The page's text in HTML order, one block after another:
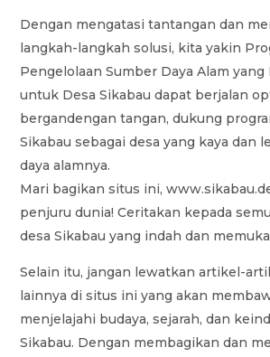
Dengan mengatasi tantangan dan
langkah-langkah solusi, kita yakin
Pengelolaan Sumber Daya Alam
untuk Desa Sikabau dapat berjalan
bergandengan tangan, dukung
Sikabau sebagai desa yang kaya dan
daya alamnya.
Mari bagikan situs ini,
penjuru dunia! Ceritakan kepada
desa Sikabau yang indah dan
Selain itu, jangan lewatkan artikel-
lainnya di situs ini yang akan
menjelajahi budaya, sejarah, dan
Sikabau. Dengan membagikan dan